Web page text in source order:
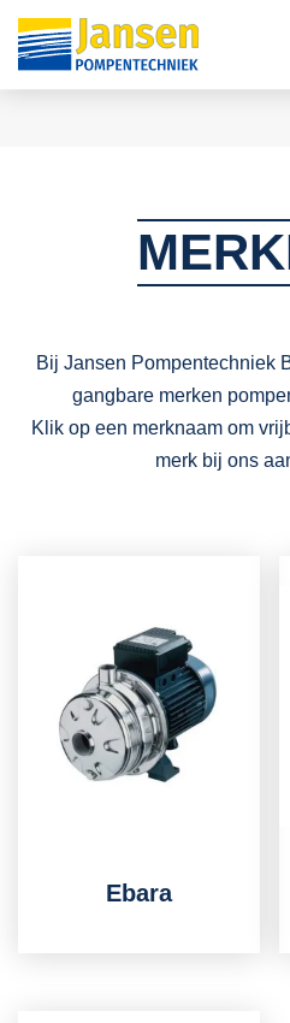
Bij Jansen Pompentechniek
gangbare merken
Klik op een merknaam om
merk bij ons
Ebara